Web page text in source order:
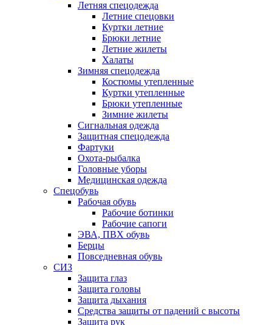
Летняя спецодежда
Летние спецовки
Куртки летние
Брюки летние
Летние жилеты
Халаты
Зимняя спецодежда
Костюмы утепленные
Куртки утепленные
Брюки утепленные
Зимние жилеты
Сигнальная одежда
Защитная спецодежда
Фартуки
Охота-рыбалка
Головные уборы
Медицинская одежда
Спецобувь
Рабочая обувь
Рабочие ботинки
Рабочие сапоги
ЭВА, ПВХ обувь
Берцы
Повседневная обувь
СИЗ
Защита глаз
Защита головы
Защита дыхания
Средства защиты от падений с высоты
Защита рук